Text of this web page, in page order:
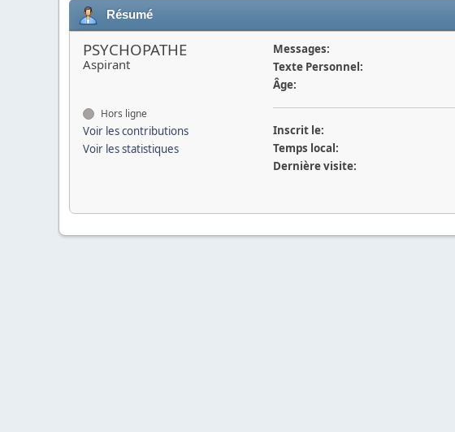
Résumé
PSYCHOPATHE
Aspirant
Hors ligne
Voir les contributions
Voir les statistiques
Messages:
Texte Personnel:
Âge:
Inscrit le:
Temps local:
Dernière visite: